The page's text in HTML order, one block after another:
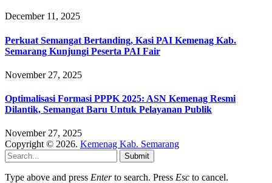
December 11, 2025
Perkuat Semangat Bertanding, Kasi PAI Kemenag Kab.
Semarang Kunjungi Peserta PAI Fair
November 27, 2025
Optimalisasi Formasi PPPK 2025: ASN Kemenag Resmi
Dilantik, Semangat Baru Untuk Pelayanan Publik
November 27, 2025
Copyright © 2026. Kemenag Kab. Semarang
Submit
Type above and press Enterto search. Press Esc to cancel.